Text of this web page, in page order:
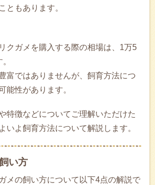
ともあります。
クガメを購入する際の相場は、1万5
富ではありませんが、飼育方法につ
能性があります。
特徴などについてご理解いただけた
いよ飼育方法について解説します。
い方
メの飼い方について以下4点の解説で